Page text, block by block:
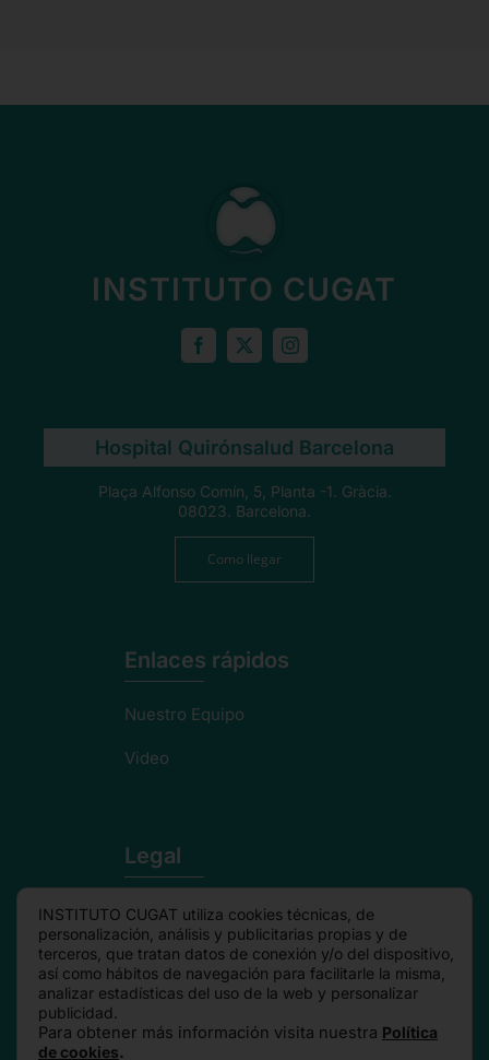
INSTITUTO CUGAT
Enlaces rápidos
Nuestro Equipo
Video
Legal
Politica de privacidad
Aviso Legal
Política de cookies
Hospital Quirónsalud Barcelona
Plaça Alfonso Comín, 5, Planta -1. Gràcia.
08023. Barcelona.
Como llegar
INSTITUTO CUGAT utiliza cookies técnicas, de
personalización, análisis y publicitarias propias y de
terceros, que tratan datos de conexión y/o del dispositivo,
así como hábitos de navegación para facilitarle la misma,
analizar estadísticas del uso de la web y personalizar
publicidad.
Para obtener más información visita nuestra Política
de cookies.